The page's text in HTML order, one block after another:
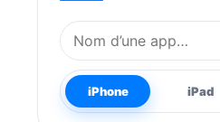
Nom de l’application
iPhone iPad